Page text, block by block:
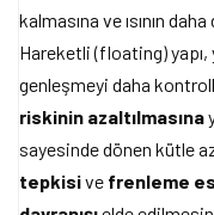
kalmasına ve ısının
Hareketli (floating) yapı,
genleşmeyi daha
riskinin azaltılmasına
sayesinde dönen kütle
tepkisive frenleme